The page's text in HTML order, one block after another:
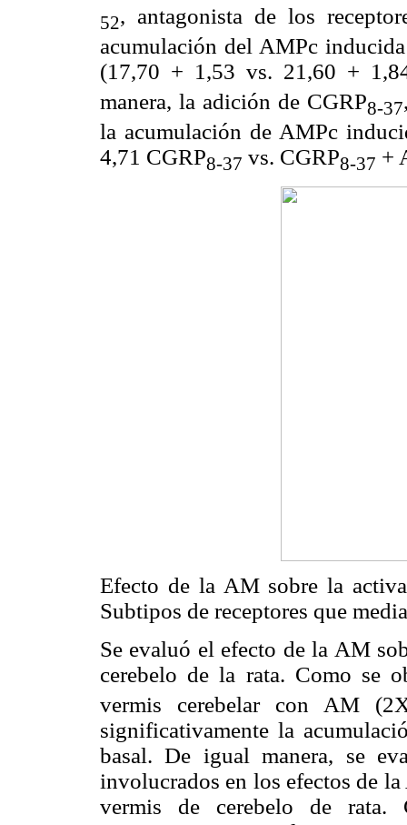
52, antagonista de los
acumulación del AMPc
(17,70 + 1,53 vs. 21,60 +
manera, la adición de CGRP8-37
la acumulación de AMPc
4,71 CGRP8-37 vs. CGRP8-37 +
Efecto de la AM sobre la
Subtipos de receptores que
Se evaluó el efecto de la AM
cerebelo de la rata. Como se
vermis cerebelar con AM
significativamente la
basal. De igual manera, se
involucrados en los efectos de
vermis de cerebelo de